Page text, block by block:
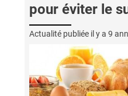
pour éviter le
Actualité publiée il y a 9